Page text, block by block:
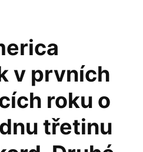
v prvních
roku o
třetinu